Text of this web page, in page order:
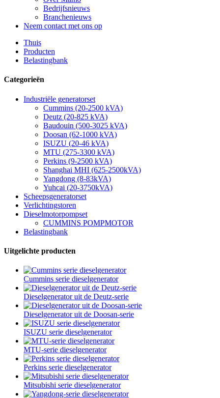
Bedrijfsnieuws
Branchenieuws
Neem contact met ons op
Thuis
Producten
Belastingbank
Categorieën
Industriële generatorset
Cummins (20-2500 kVA)
Deutz (20-825 kVA)
Baudouin (500-3025 kVA)
Doosan (62-1000 kVA)
ISUZU (20-46 kVA)
MTU (275-3300 kVA)
Perkins (9-2500 kVA)
Shanghai MHI (625-2500kVA)
Yangdong (8-83kVA)
Yuhcai (20-3750kVA)
Scheepsgeneratorset
Verlichtingstoren
Dieselmotorpompset
CUMMINS POMPMOTOR
Belastingbank
Uitgelichte producten
Cummins serie dieselgenerator
Dieselgenerator uit de Deutz-serie
Dieselgenerator uit de Doosan-serie
ISUZU serie dieselgenerator
MTU-serie dieselgenerator
Perkins serie dieselgenerator
Mitsubishi serie dieselgenerator